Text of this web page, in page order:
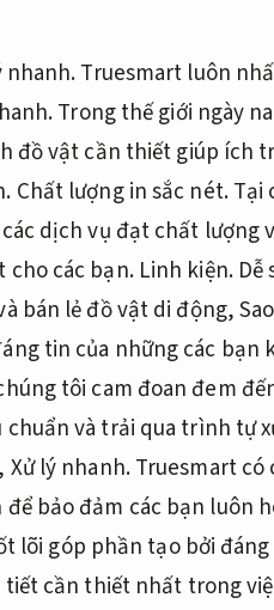
nhanh.Truesmart luôn
Trong thế giới ngày
đồ vật cần thiết giúp ích
Chất lượng in sắc nét.Tại
dịch vụ đạt chất lượng
cho các bạn. Linh kiện. Dễ
bán lẻ đồ vật di động,
tin của những các bạn
tôi cam đoan đem
chuẩn và trải qua trình tự
Xử lý nhanh.Truesmart có
bảo đảm các bạn luôn
lõi góp phần tạo bởi
cần thiết nhất trong